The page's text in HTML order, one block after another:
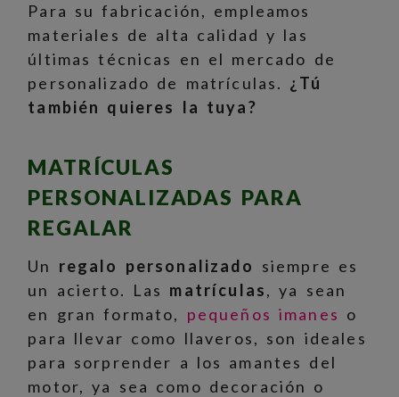
Para su fabricación, empleamos
materiales de alta calidad y las
últimas técnicas en el mercado de
personalizado de matrículas. ¿Tú
también quieres la tuya?
MATRÍCULAS
PERSONALIZADAS PARA
REGALAR
Un regalo personalizado siempre es
un acierto. Las matrículas, ya sean
en gran formato, pequeños imanes o
para llevar como llaveros, son ideales
para sorprender a los amantes del
motor, ya sea como decoración o